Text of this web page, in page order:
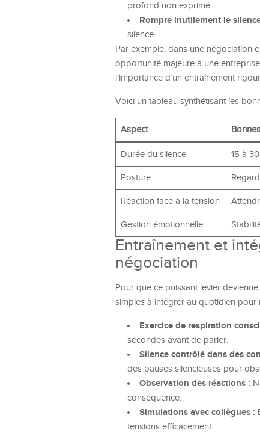
profond non exprimé.
Rompre inutilement le
silence.
Par exemple, dans une négociation
opportunité majeure à une
l’importance d’un entraînement
Voici un tableau synthétisant les
Aspect
Durée du silence 15 à
Posture
Réaction face à la tension
Gestion émotionnelle
Entraînement et
négociation
Pour que ce puissant levier
simples à intégrer au quotidien pour
Exercice de respiration
secondes avant de parler.
Silence contrôlé dans des
des pauses silencieuses pour
Observation des réactions :
conséquence.
Simulations avec collègues :
tensions efficacement.